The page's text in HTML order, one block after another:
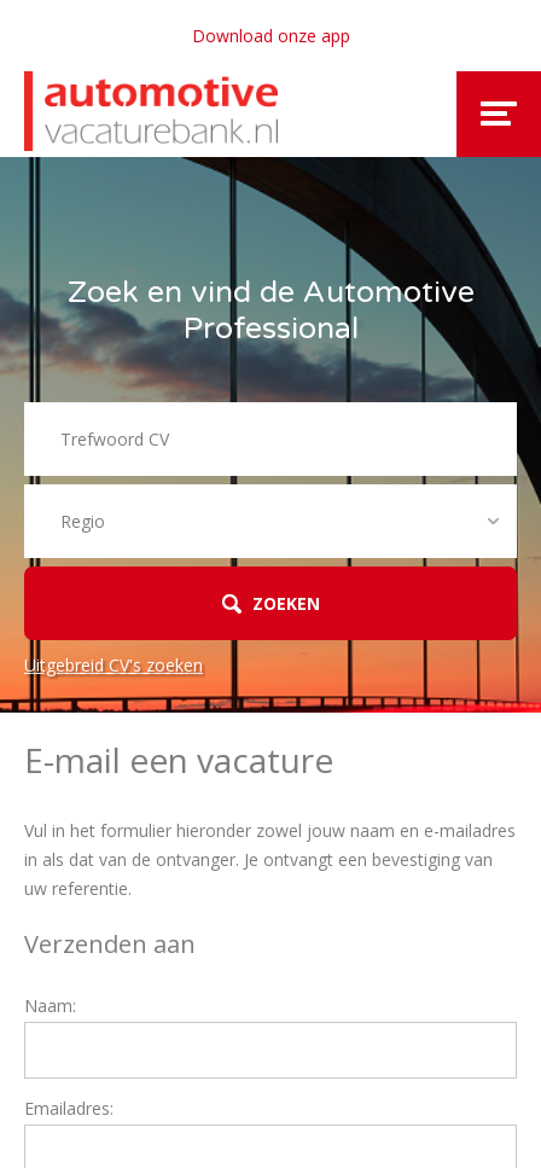
Download onze app
Zoek en vind de Automotive
Professional
ZOEKEN
Uitgebreid CV's zoeken
E-mail een vacature
Vul in het formulier hieronder zowel jouw naam en e-mailadres
in als dat van de ontvanger. Je ontvangt een bevestiging van
uw referentie.
Verzenden aan
Naam:
Emailadres: